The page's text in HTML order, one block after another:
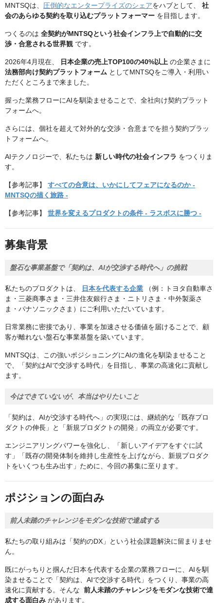
MNTSQは、 圧倒的なエンタープライズのシェアをハブとして、 社
会のあらゆる契約を取り込むプラットフォーマー を目指します。
つくるのは 全契約がMNTSQという社会インフラ上で自動的に交
渉・合意される世界観 です。
2026年4月現在、 日本企業の売上TOP100の40%以上 の企業さまに
法務部向け契約プラットフォーム としてMNTSQをご導入・利用い
ただくところまで来ました。
握った業務フローにAIを馴染ませることで、全社向け契約プラット
フォームへ。
さらには、個社を超えて対外的な交渉・合意までを担う契約プラッ
トフォームへ。
AIテクノロジーで、私たちは 新しい時代の社会インフラ をつくりま
す。
【参考記事】 すべての合意は、いかにしてフェアになるのか -
MNTSQの描く旅路 -
【参考記事】 世界を変えるプロダクトの条件 - ラスボスに勝つ -
募集背景
盤石な事業基盤で「契約は、AIが交渉する時代へ」の挑戦
私たちのプロダクトは、 日本を代表する企業 （例：トヨタ自動車さ
ま・三菱商事さま・三井住友銀行さま・ニトリさま・中外製薬さ
ま・パナソニックさま）にご利用いただいています。
日常業務に密接であり、事業を加速させる価値を届けることで、顧
客が離れない盤石な事業基盤を築いています。
MNTSQは、この強いポジショニングにAIの進化を馴染ませること
で、「契約はAIで交渉する時代」を目指し、事業の高速化に貢献し
ます。
今はできていないが、本当はやりたいこと
「契約は、AIが交渉する時代へ」の実現には、継続的な「既存プロ
ダクトの伸長」と「新規プロダクトの開発」の両立が必要です。
エンジニアリングパワーを強化し、「新しいアイデアをすぐに試
す」「既存の開発体制を維持し生産性を上げながら、新規プロダク
トをいくつも生み出す」ために、今回の募集に至ります。
ポジションの面白み
前人未踏のチャレンジをモダンな技術で達成する
私たちの取り組みは「契約のDX」という社会課題解決に留まりませ
ん。
既にがっちりと掴んだ日本を代表する企業の業務フローに、AIを馴
染ませることで「契約は、AIで交渉する時代」をつくり、事業の高
速化に貢献する。そんな 前人未踏のチャレンジをモダンな技術で達
成する面白み があります。